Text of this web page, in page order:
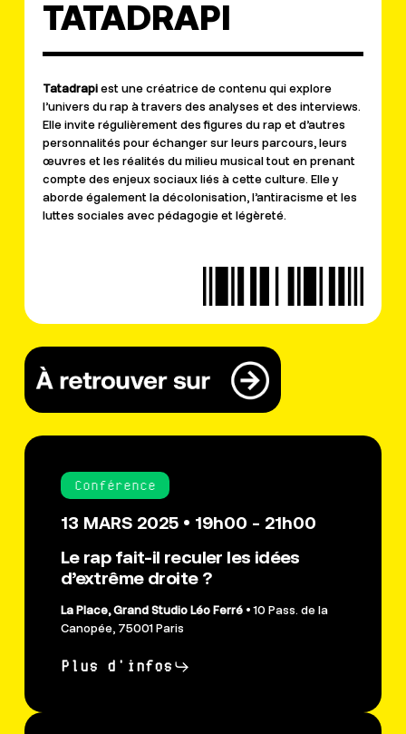
TATADRAPI
Tatadrapiest une créatrice de contenu qui explore
l’univers du rap à travers des analyses et des interviews.
Elle invite régulièrement des figures du rap et d’autres
personnalités pour échanger sur leurs parcours, leurs
œuvres et les réalités du milieu musical tout en prenant
compte des enjeux sociaux liés à cette culture. Elle y
aborde également la décolonisation, l’antiracisme et les
luttes sociales avec pédagogie et légèreté.
Conférence
13 MARS 2025 • 19h00 - 21h00
Le rap fait-il reculer les idées
d’extrême droite ?
La Place, Grand Studio Léo Ferré • 10 Pass. de la
Canopée, 75001 Paris
Plus d'infos